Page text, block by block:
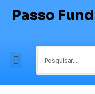
Passo